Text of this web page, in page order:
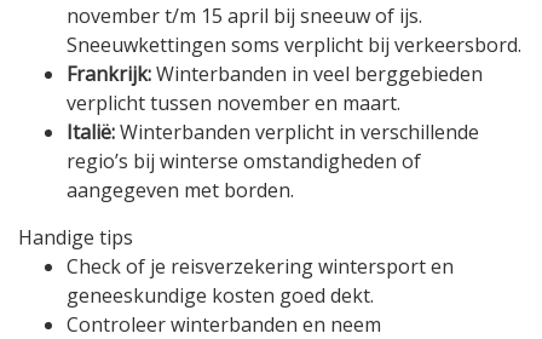
november t/m 15 april bij sneeuw of ijs.
Sneeuwkettingen soms verplicht bij verkeersbord.
Frankrijk:Winterbanden in veel berggebieden
verplicht tussen november en maart.
Italië:Winterbanden verplicht in verschillende
regio’s bij winterse omstandigheden of
aangegeven met borden.
Handige tips
Check of je reisverzekering wintersport en
geneeskundige kosten goed dekt.
Controleer winterbanden en neem